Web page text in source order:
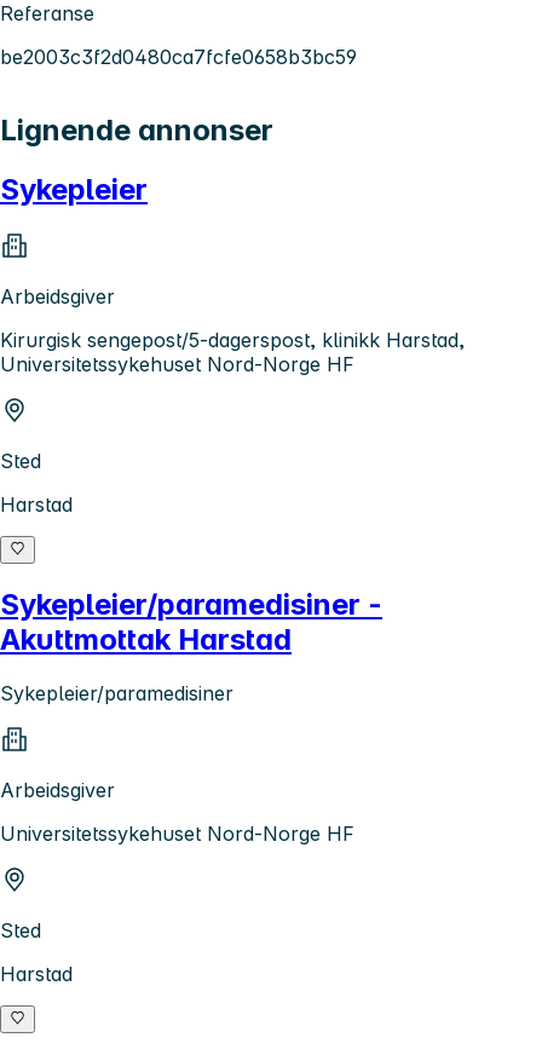
Referanse
be2003c3f2d0480ca7fcfe0658b3bc59
Lignende annonser
Sykepleier
Arbeidsgiver
Kirurgisk sengepost/5-dagerspost, klinikk Harstad,
Universitetssykehuset Nord-Norge HF
Sted
Harstad
Sykepleier/paramedisiner -
Akuttmottak Harstad
Sykepleier/paramedisiner
Arbeidsgiver
Universitetssykehuset Nord-Norge HF
Sted
Harstad